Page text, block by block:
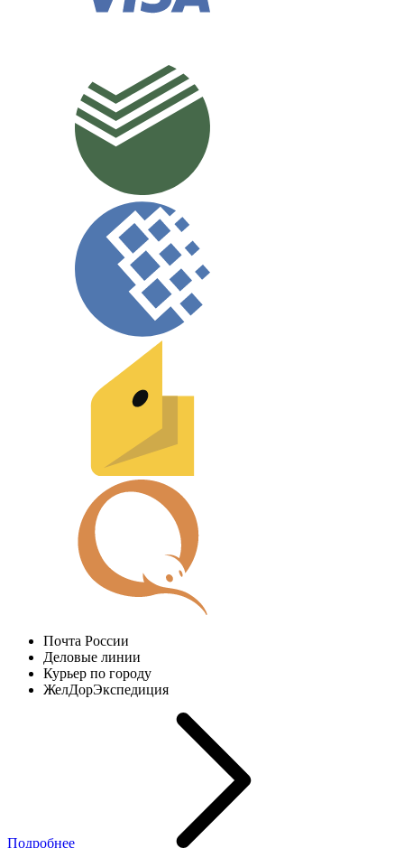
Почта России
Деловые линии
Курьер по городу
ЖелДорЭкспедиция
Подробнее